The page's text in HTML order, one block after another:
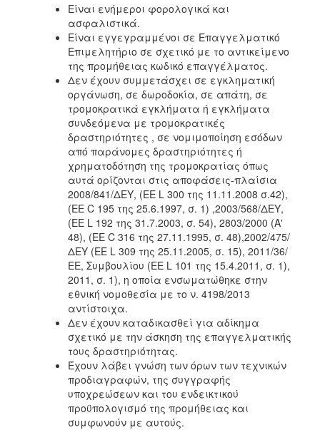
Είναι ενήμεροι φορολογικά και
ασφαλιστικά.
Είναι εγγεγραμμένοι σε Επαγγελματικό
Επιμελητήριο σε σχετικό με το αντικείμενο
της προμήθειας κωδικό επαγγέλματος.
Δεν έχουν συμμετάσχει σε εγκληματική
οργάνωση, σε δωροδοκία, σε απάτη, σε
τρομοκρατικά εγκλήματα ή εγκλήματα
συνδεόμενα με τρομοκρατικές
δραστηριότητες , σε νομιμοποίηση εσόδων
από παράνομες δραστηριότητες ή
χρηματοδότηση της τρομοκρατίας όπως
αυτά ορίζονται στις αποφάσεις-πλαίσια
2008/841/ΔΕΥ, (ΕΕ L 300 της 11.11.2008 σ.42),
(ΕΕ C 195 της 25.6.1997, σ. 1) ,2003/568/ΔΕΥ,
(ΕΕ L 192 της 31.7.2003, σ. 54), 2803/2000 (Α'
48), (ΕΕ C 316 της 27.11.1995, σ. 48),2002/475/
ΔΕΥ (ΕΕ L 309 της 25.11.2005, σ. 15), 2011/36/
ΕΕ, Συμβουλίου (ΕΕ L 101 της 15.4.2011, σ. 1),
2011, σ. 1), η οποία ενσωματώθηκε στην
εθνική νομοθεσία με το ν. 4198/2013
αντίστοιχα.
Δεν έχουν καταδικασθεί για αδίκημα
σχετικό με την άσκηση της επαγγελματικής
τους δραστηριότητας.
Έχουν λάβει γνώση των όρων των τεχνικών
προδιαγραφών, της συγγραφής
υποχρεώσεων και του ενδεικτικού
προϋπολογισμό της προμήθειας και
συμφωνούν με αυτούς.